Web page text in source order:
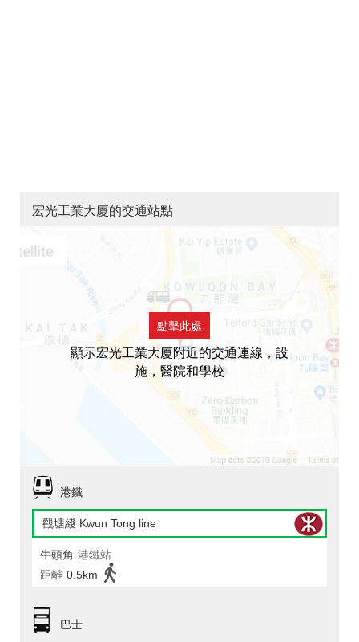
宏光工業大廈的交通站點
點擊此處
顯示宏光工業大廈附近的交通連線，設
施，醫院和學校
港鐵
觀塘綫 Kwun Tong line
牛頭角 港鐵站
距離 0.5km
巴士